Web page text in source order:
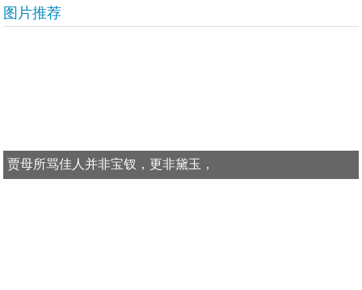
图片推荐
贾母所骂佳人并非宝钗，更非黛玉，